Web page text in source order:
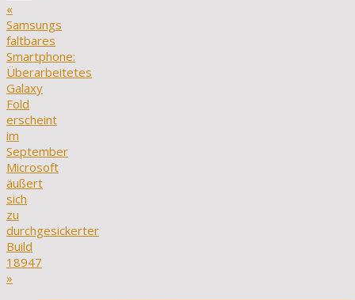
«
Samsungs
faltbares
Smartphone:
Überarbeitetes
Galaxy
Fold
erscheint
im
September
Microsoft
äußert
sich
zu
durchgesickerter
Build
18947
»